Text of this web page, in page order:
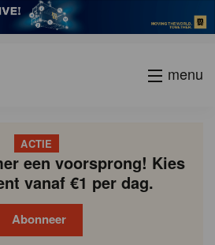
menu
ACTIE
een voorsprong! Kies
vanaf €1 per dag.
Abonneer